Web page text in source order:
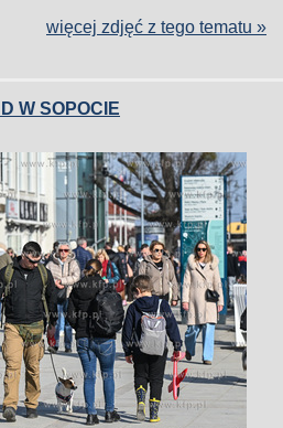
więcej zdjęć z tego tematu »
W SOPOCIE